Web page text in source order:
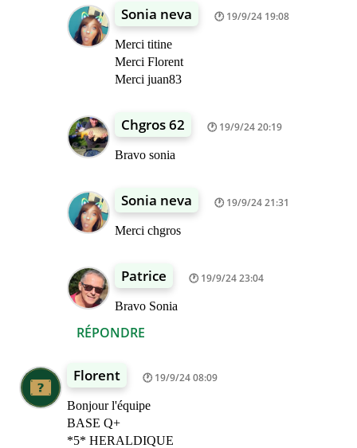
RÉPONDRE
Sonia neva 19/9/24 19:08
Merci titine
Merci Florent
Merci juan83
Chgros 62 19/9/24 20:19
Bravo sonia
Sonia neva 19/9/24 21:31
Merci chgros
Patrice 19/9/24 23:04
Bravo Sonia
Florent 19/9/24 08:09
Bonjour l'équipe
BASE Q+
*5* HERALDIQUE